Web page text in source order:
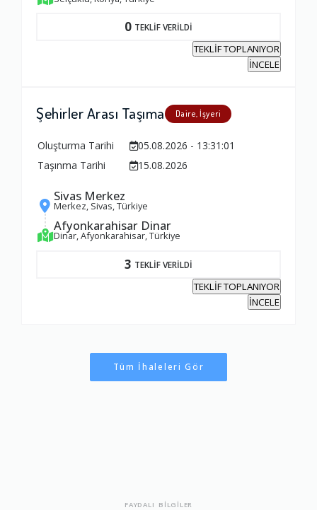
0 TEKLİF VERİLDİ
TEKLİF TOPLANIYOR
İNCELE
Şehirler Arası Taşıma Daire, İşyeri
Oluşturma Tarihi
05.08.2026 - 13:31:01
Taşınma Tarihi
15.08.2026
Sivas Merkez
Merkez, Sivas, Türkiye
Afyonkarahisar Dinar
Dinar, Afyonkarahisar, Türkiye
3 TEKLİF VERİLDİ
TEKLİF TOPLANIYOR
İNCELE
Tüm İhaleleri Gör
FAYDALI BİLGİLER